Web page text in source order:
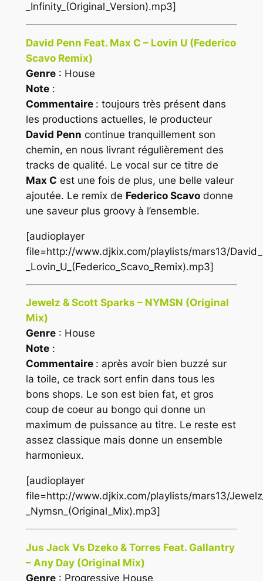
_Infinity_(Original_Version).mp3]
David Penn Feat. Max C – Lovin U (Federico
Scavo Remix)
Genre: House
Note:
Commentaire : toujours très présent dans
les productions actuelles, le producteur
David Penn continue tranquillement son
chemin, en nous livrant régulièrement des
tracks de qualité. Le vocal sur ce titre de
Max C est une fois de plus, une belle valeur
ajoutée. Le remix de Federico Scavodonne
une saveur plus groovy à l’ensemble.
[audioplayer
file=http://www.djkix.com/playlists/mars13/
_Lovin_U_(Federico_Scavo_Remix).mp3]
Jewelz & Scott Sparks – NYMSN (Original
Mix)
Genre: House
Note:
Commentaire : après avoir bien buzzé sur
la toile, ce track sort enfin dans tous les
bons shops. Le son est bien fat, et gros
coup de coeur au bongo qui donne un
maximum de puissance au titre. Le reste est
assez classique mais donne un ensemble
harmonieux.
[audioplayer
file=http://www.djkix.com/playlists/mars13/
_Nymsn_(Original_Mix).mp3]
Jus Jack Vs Dzeko & Torres Feat. Gallantry
– Any Day (Original Mix)
Genre: Progressive House